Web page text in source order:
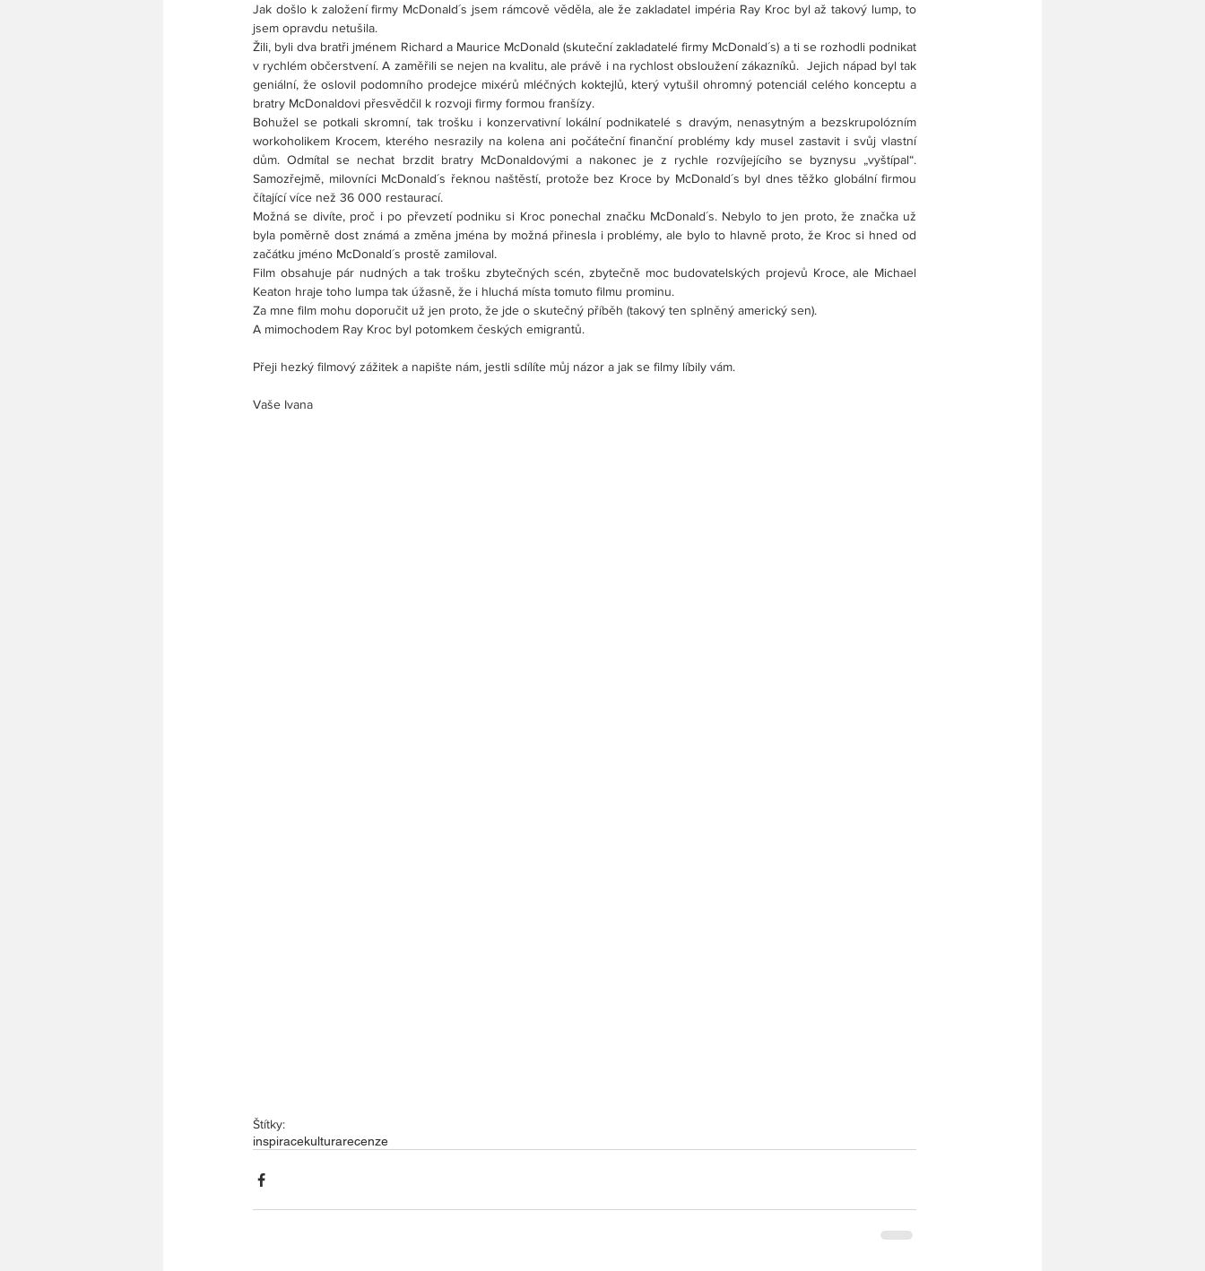
Jak došlo k založení firmy McDonald´s jsem rámcově věděla, ale že zakladatel impéria Ray Kroc byl až takový lump, to
jsem opravdu netušila.
Žili, byli dva bratři jménem Richard a Maurice McDonald (skuteční zakladatelé firmy McDonald´s) a ti se rozhodli podnikat
v rychlém občerstvení. A zaměřili se nejen na kvalitu, ale právě i na rychlost obsloužení zákazníků.  Jejich nápad byl tak
geniální, že oslovil podomního prodejce mixérů mléčných koktejlů, který vytušil ohromný potenciál celého konceptu a
bratry McDonaldovi přesvědčil k rozvoji firmy formou franšízy.
Bohužel se potkali skromní, tak trošku i konzervativní lokální podnikatelé s dravým, nenasytným a bezskrupolózním
workoholikem Krocem, kterého nesrazily na kolena ani počáteční finanční problémy kdy musel zastavit i svůj vlastní
dům. Odmítal se nechat brzdit bratry McDonaldovými a nakonec je z rychle rozvíjejícího se byznysu „vyštípal“.
Samozřejmě, milovníci McDonald´s řeknou naštěstí, protože bez Kroce by McDonald´s byl dnes těžko globální firmou
čítající více než 36 000 restaurací.
Možná se divíte, proč i po převzetí podniku si Kroc ponechal značku McDonald´s. Nebylo to jen proto, že značka už
byla poměrně dost známá a změna jména by možná přinesla i problémy, ale bylo to hlavně proto, že Kroc si hned od
začátku jméno McDonald´s prostě zamiloval.
Film obsahuje pár nudných a tak trošku zbytečných scén, zbytečně moc budovatelských projevů Kroce, ale Michael
Keaton hraje toho lumpa tak úžasně, že i hluchá místa tomuto filmu prominu.
Za mne film mohu doporučit už jen proto, že jde o skutečný příběh (takový ten splněný americký sen).
A mimochodem Ray Kroc byl potomkem českých emigrantů.
Přeji hezký filmový zážitek a napište nám, jestli sdílíte můj názor a jak se filmy líbily vám.
Vaše Ivana
Štítky:
inspiracekulturarecenze